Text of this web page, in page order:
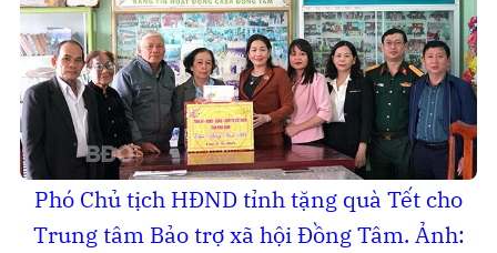
Phó Chủ tịch HĐND tỉnh tặng quà Tết cho
Trung tâm Bảo trợ xã hội Đồng Tâm. Ảnh: